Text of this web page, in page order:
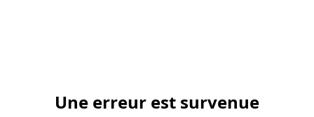
Une erreur est survenue